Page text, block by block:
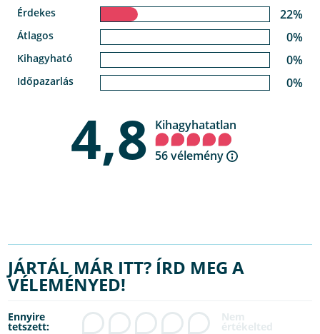
Érdekes 22%
Átlagos 0%
Kihagyható 0%
Időpazarlás 0%
4,8 Kihagyhatatlan
56 vélemény
JÁRTÁL MÁR ITT? ÍRD MEG A
VÉLEMÉNYED!
Ennyire
tetszett: